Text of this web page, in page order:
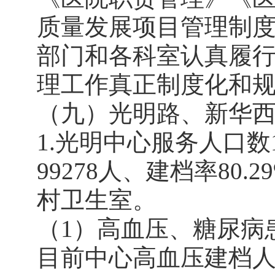
质量发展项目管理制
部门和各科室认真履
理工作真正制度化和
（九）光明路、新华
1.光明中心服务人口
99278人、建档率
村卫生室。
（1）高血压、糖尿
目前中心高血压建档